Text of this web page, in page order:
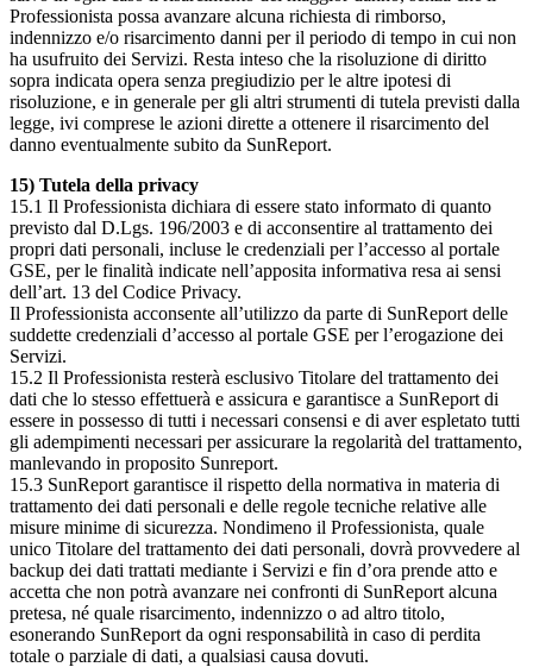
Professionista possa avanzare alcuna richiesta di rimborso,
indennizzo e/o risarcimento danni per il periodo di tempo in cui non
ha usufruito dei Servizi. Resta inteso che la risoluzione di diritto
sopra indicata opera senza pregiudizio per le altre ipotesi di
risoluzione, e in generale per gli altri strumenti di tutela previsti dalla
legge, ivi comprese le azioni dirette a ottenere il risarcimento del
danno eventualmente subito da SunReport.
15) Tutela della privacy
15.1 Il Professionista dichiara di essere stato informato di quanto
previsto dal D.Lgs. 196/2003 e di acconsentire al trattamento dei
propri dati personali, incluse le credenziali per l’accesso al portale
GSE, per le finalità indicate nell’apposita informativa resa ai sensi
dell’art. 13 del Codice Privacy.
Il Professionista acconsente all’utilizzo da parte di SunReport delle
suddette credenziali d’accesso al portale GSE per l’erogazione dei
Servizi.
15.2 Il Professionista resterà esclusivo Titolare del trattamento dei
dati che lo stesso effettuerà e assicura e garantisce a SunReport di
essere in possesso di tutti i necessari consensi e di aver espletato tutti
gli adempimenti necessari per assicurare la regolarità del trattamento,
manlevando in proposito Sunreport.
15.3 SunReport garantisce il rispetto della normativa in materia di
trattamento dei dati personali e delle regole tecniche relative alle
misure minime di sicurezza. Nondimeno il Professionista, quale
unico Titolare del trattamento dei dati personali, dovrà provvedere al
backup dei dati trattati mediante i Servizi e fin d’ora prende atto e
accetta che non potrà avanzare nei confronti di SunReport alcuna
pretesa, né quale risarcimento, indennizzo o ad altro titolo,
esonerando SunReport da ogni responsabilità in caso di perdita
totale o parziale di dati, a qualsiasi causa dovuti.